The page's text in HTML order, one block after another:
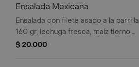
Ensalada Mexicana
Ensalada con filete asado a la parrilla
160 gr, lechuga fresca, maíz tierno,
zanahoria, pico de gallo, guacamole,
$ 20.000